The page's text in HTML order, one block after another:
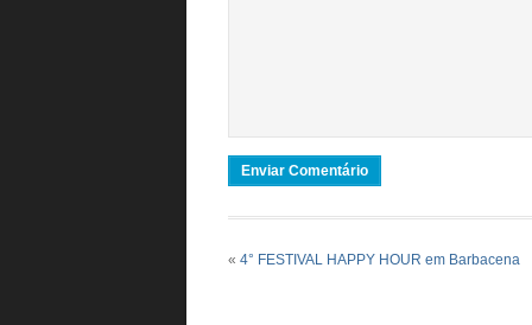
« 4° FESTIVAL HAPPY HOUR em Barbacena